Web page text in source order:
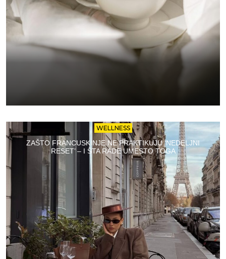
WELLNESS
ZAŠTO FRANCUSKINJE NE PRAKTIKUJU ‘NEDELJNI
RESET’ – I ŠTA RADE UMESTO TOGA